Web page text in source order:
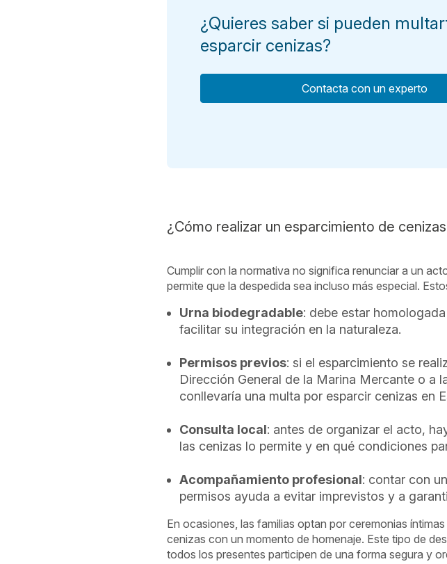
¿Quieres saber si pueden
esparcir cenizas?
Contacta con un experto
¿Cómo realizar un esparcimiento de
Cumplir con la normativa no significa renunciar a un
permite que la despedida sea incluso más especial.
Urna biodegradable: debe estar
facilitar su integración en la naturaleza.
Permisos previos: si el esparcimiento se
Dirección General de la Marina Mercante o a
conllevaría una multa por esparcir cenizas en
Consulta local: antes de organizar el acto,
las cenizas lo permite y en qué condiciones
Acompañamiento profesional: contar con
permisos ayuda a evitar imprevistos y a
En ocasiones, las familias optan por ceremonias
cenizas con un momento de homenaje. Este tipo de
todos los presentes participen de una forma segura y